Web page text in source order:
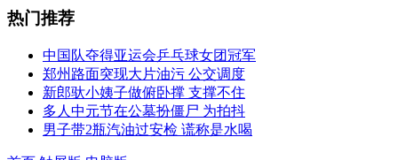
热门推荐
中国队夺得亚运会乒乓球女团冠军
郑州路面突现大片油污 公交调度
新郎驮小姨子做俯卧撑 支撑不住
多人中元节在公墓扮僵尸 为拍抖
男子带2瓶汽油过安检 谎称是水喝